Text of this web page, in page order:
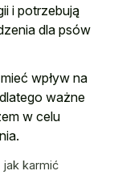
i potrzebują
dla psów
wpływ na
ważne
w celu
karmić